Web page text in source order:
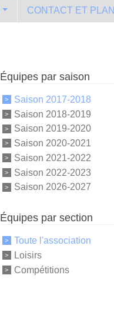
CONTACT ET PLAN
Équipes par saison
Saison 2017-2018
Saison 2018-2019
Saison 2019-2020
Saison 2020-2021
Saison 2021-2022
Saison 2022-2023
Saison 2026-2027
Équipes par section
Toute l'association
Loisirs
Compétitions